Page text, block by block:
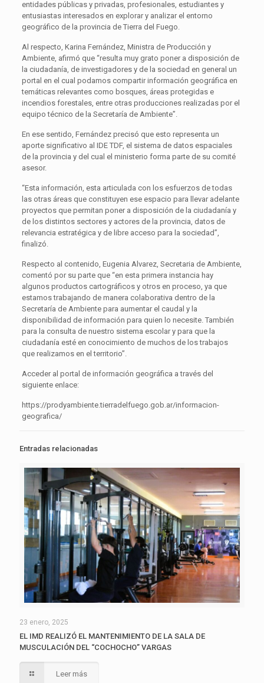
entidades públicas y privadas, profesionales, estudiantes y
entusiastas interesados en explorar y analizar el entorno
geográfico de la provincia de Tierra del Fuego.
Al respecto, Karina Fernández, Ministra de Producción y
Ambiente, afirmó que “resulta muy grato poner a disposición de
la ciudadanía, de investigadores y de la sociedad en general un
portal en el cual podamos compartir información geográfica en
temáticas relevantes como bosques, áreas protegidas e
incendios forestales, entre otras producciones realizadas por el
equipo técnico de la Secretaría de Ambiente”.
En ese sentido, Fernández precisó que esto representa un
aporte significativo al IDE TDF, el sistema de datos espaciales
de la provincia y del cual el ministerio forma parte de su comité
asesor.
“Esta información, esta articulada con los esfuerzos de todas
las otras áreas que constituyen ese espacio para llevar adelante
proyectos que permitan poner a disposición de la ciudadanía y
de los distintos sectores y actores de la provincia, datos de
relevancia estratégica y de libre acceso para la sociedad”,
finalizó.
Respecto al contenido, Eugenia Alvarez, Secretaria de Ambiente,
comentó por su parte que “en esta primera instancia hay
algunos productos cartográficos y otros en proceso, ya que
estamos trabajando de manera colaborativa dentro de la
Secretaría de Ambiente para aumentar el caudal y la
disponibilidad de información para quien lo necesite. También
para la consulta de nuestro sistema escolar y para que la
ciudadanía esté en conocimiento de muchos de los trabajos
que realizamos en el territorio”.
Acceder al portal de información geográfica a través del
siguiente enlace:
https://prodyambiente.tierradelfuego.gob.ar/informacion-
geografica/
Entradas relacionadas
23 enero, 2025
EL IMD REALIZÓ EL MANTENIMIENTO DE LA SALA DE
MUSCULACIÓN DEL “COCHOCHO” VARGAS
Leer más